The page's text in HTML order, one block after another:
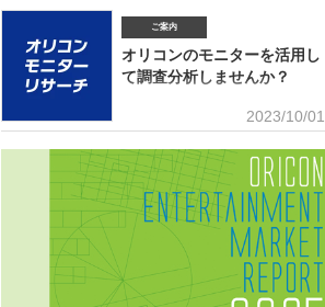
ち、「2025年1～12月の期間に初めて好きになった音楽アーティ
ストはいますか（※2024年以前からずっと好きというアーティス
トは対象外）」との問いに「いる」と答えた人（1833人＝全体の
40.1％）に対して、1組をあげてもらった。「いる」と回答し
日本のガールズグループシーンでは近年、BMSG×ちゃんみながタ
ッグを組んだオーディション『NO NO GIRLS』発のHANAがオリ
コン週間ストリーミングランキングで鮮烈な初登場1位デビュー、
アソビシステムからFRUITS ZIPPERを筆頭とするKAWAII LAB.所
人ながら海外を主戦場としているXGの国内外での大旋風など活況
象とし、認知経路、イメージ、情報源、推し活・消費行動などを多
角的に調査した『日本ガールズグループ調査2025』をまとめ
た。 本調査の対象アーティストは【2024年1月以降の配信開始楽
曲でストリーミング累積3000万回超えの作品がある】日本のガー
ルズグループ。メジャーデビュー順に、超ときめき▽宣伝部（▽＝
ハート／以下、超ときめき宣伝部）＝LOVE
ご案内
オリコンのモニターを活用し
て調査分析しませんか？
■アンケート専用のモニター組織世の中に
を届けようと、自由回答への記入が多い傾向にあります。■ライフ
スタイルセグメンテーションを基にした調査が可能生活意識や志向
性など日本人を価値観という視点から、予めセグメントしたモニタ
ー調査が可能。■オリコングループならではの「エンタメ」に特化
音楽アーティスト・アイドル・俳優・女優・アナウンサー・ドラ
マ・ライブ・ゲーム…など、エンタメ分野のマーケティングリサー
チの実績多数。■“オリコンランキング”のブランドをコンシューマ
分野においても活用・アンケートモニターの意見をランキング化
2023/10/01